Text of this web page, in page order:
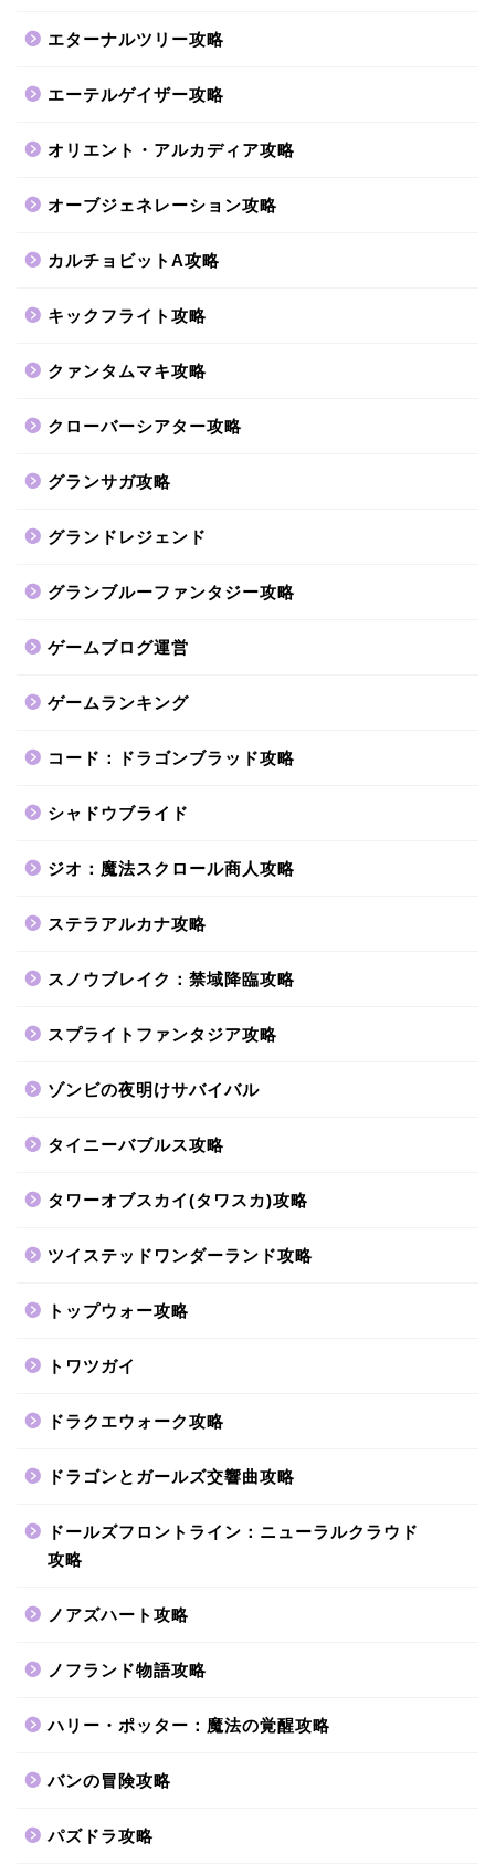
エターナルツリー攻略
エーテルゲイザー攻略
オリエント・アルカディア攻略
オーブジェネレーション攻略
カルチョビットA攻略
キックフライト攻略
クァンタムマキ攻略
クローバーシアター攻略
グランサガ攻略
グランドレジェンド
グランブルーファンタジー攻略
ゲームブログ運営
ゲームランキング
コード：ドラゴンブラッド攻略
シャドウブライド
ジオ：魔法スクロール商人攻略
ステラアルカナ攻略
スノウブレイク：禁域降臨攻略
スプライトファンタジア攻略
ゾンビの夜明けサバイバル
タイニーバブルス攻略
タワーオブスカイ(タワスカ)攻略
ツイステッドワンダーランド攻略
トップウォー攻略
トワツガイ
ドラクエウォーク攻略
ドラゴンとガールズ交響曲攻略
ドールズフロントライン：ニューラルクラウド
攻略
ノアズハート攻略
ノフランド物語攻略
ハリー・ポッター：魔法の覚醒攻略
バンの冒険攻略
パズドラ攻略